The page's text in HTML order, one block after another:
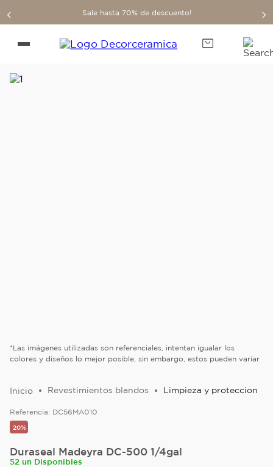
Sale hasta 70% de descuento!
*Las imágenes utilizadas son referenciales, intentan igualar los
colores y diseños lo mejor posible, sin embargo, estos pueden variar
Revestimientos blandos Limpieza y proteccion
Referencia: DC56MA010
20%
Duraseal Madeyra DC-500 1/4gal
52 un Disponibles